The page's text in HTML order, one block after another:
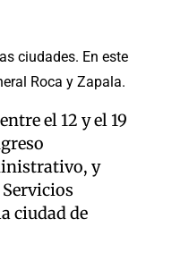
ciudades. En este
Roca y Zapala.
el 12 y el 19
y
ciudad de